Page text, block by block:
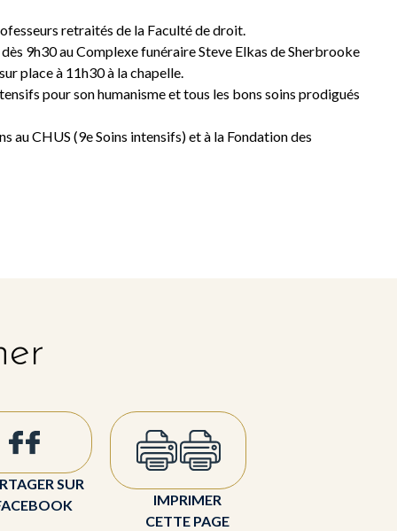
retraités de la Faculté de droit.
9h30 au Complexe funéraire Steve Elkas de Sherbrooke
place à 11h30 à la chapelle.
pour son humanisme et tous les bons soins prodigués
au CHUS (9e Soins intensifs) et à la Fondation des
SUR
IMPRIMER
CETTE PAGE